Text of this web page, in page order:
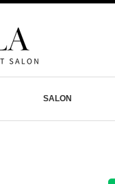
SALON